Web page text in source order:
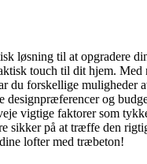
løsning til at opgradere
touch til dit hjem. Med
du forskellige muligheder
designpræferencer og
vigtige faktorer som
sikker på at træffe den
lofter med træbeton!